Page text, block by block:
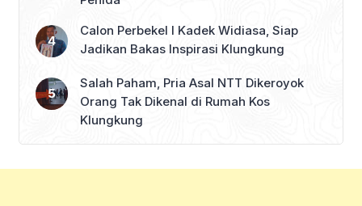
Calon Perbekel I Kadek Widiasa, Siap
Jadikan Bakas Inspirasi Klungkung
Salah Paham, Pria Asal NTT Dikeroyok
Orang Tak Dikenal di Rumah Kos
Klungkung